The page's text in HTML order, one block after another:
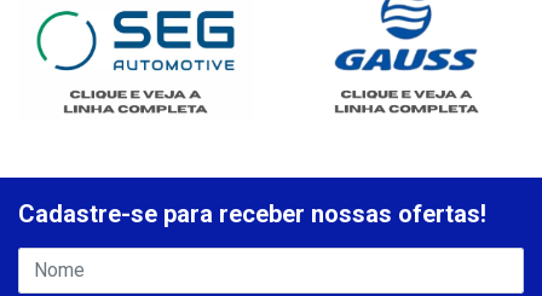
Cadastre-se para receber nossas ofertas!